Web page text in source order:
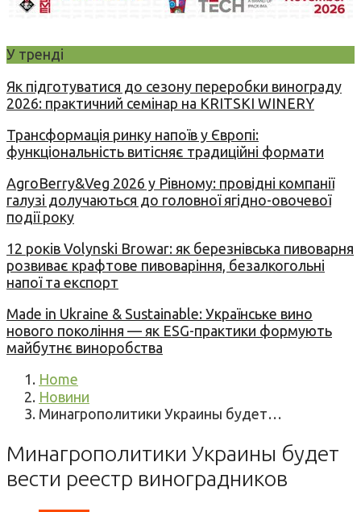
У тренді
Як підготуватися до сезону переробки винограду
2026: практичний семінар на KRITSKI WINERY
Трансформація ринку напоїв у Європі:
функціональність витісняє традиційні формати
AgroBerry&Veg 2026 у Рівному: провідні компанії
галузі долучаються до головної ягідно-овочевої
події року
12 років Volynski Browar: як березнівська пивоварня
розвиває крафтове пивоваріння, безалкогольні
напої та експорт
Made in Ukraine & Sustainable: Українське вино
нового покоління — як ESG-практики формують
майбутнє виноробства
Home
Новини
Минагрополитики Украины будет…
Минагрополитики Украины будет
вести реестр виноградников